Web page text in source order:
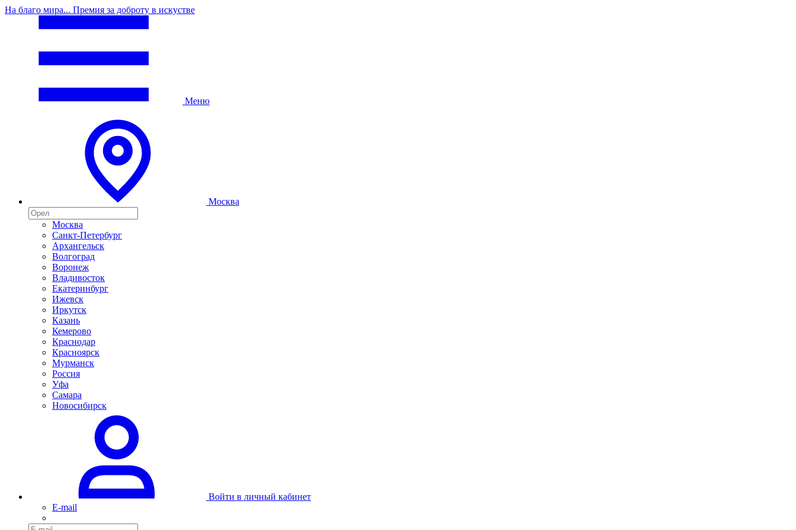
На благо мира... Премия за доброту в искустве
Меню
Москва
Москва
Санкт-Петербург
Архангельск
Волгоград
Воронеж
Владивосток
Екатеринбург
Ижевск
Иркутск
Казань
Кемерово
Краснодар
Красноярск
Мурманск
Россия
Уфа
Самара
Новосибирск
Войти в личный кабинет
E-mail